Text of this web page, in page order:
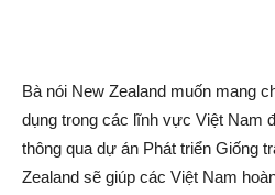
Bà nói New Zealand muốn mang
dụng trong các lĩnh vực Việt Nam
thông qua dự á‌n Phát triển Giống
Zealand sẽ giúp các Việt Nam